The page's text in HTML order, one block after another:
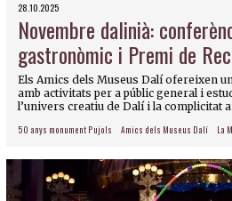
28.10.2025
Novembre dalinià:
gastronòmic i Premi de
Els Amics dels Museus Dalí ofereixen
amb activitats per a públic general i
l’univers creatiu de Dalí i la complicitat
50 anys monument Pujols Amics dels Museus Dalí La